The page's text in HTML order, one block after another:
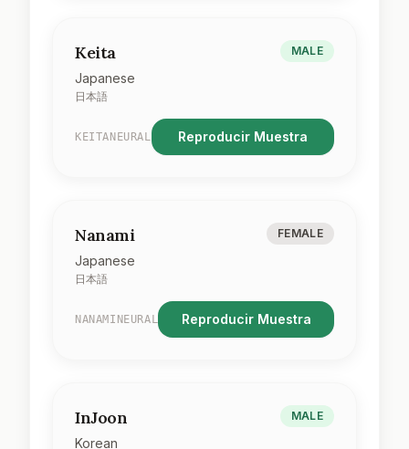
Keita
Japanese
日本語
MALE
KEITANEURAL Reproducir Muestra
Nanami
Japanese
日本語
FEMALE
NANAMINEURAL Reproducir Muestra
InJoon
Korean
MALE